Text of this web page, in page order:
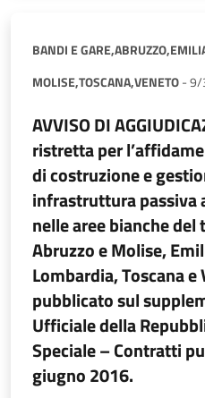
BANDI E GARE,ABRUZZO,
MOLISE,TOSCANA,VENETO-9/
AVVISO DI
ristretta per
di costruzione e
infrastruttura passiva
nelle aree bianche
Abruzzo e Molise,
Lombardia, Toscana
pubblicato sul
Ufficiale della
Speciale – Contratti
giugno 2016.